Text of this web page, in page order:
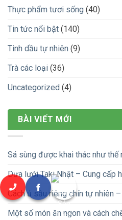
Thực phẩm tươi sống (40)
Tin tức nổi bật (140)
Tinh dầu tự nhiên (9)
Trà các loại (36)
Uncategorized (4)
BÀI VIẾT MỚI
Sá sùng được khai thác như thế
Dưa lưới Taki Nhật – Cung cấp
Cách ủ sầu riêng chín tự nhiên
Một số món ăn ngon và cách